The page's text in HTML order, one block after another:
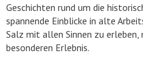
Geschichten rund um die
spannende Einblicke in alte
Salz mit allen Sinnen zu erleben,
besonderen Erlebnis.